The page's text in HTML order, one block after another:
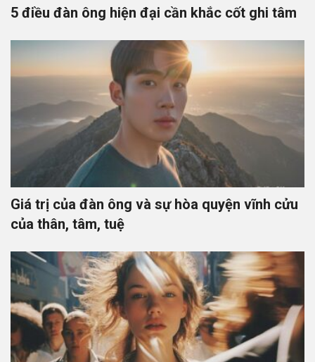
5 điều đàn ông hiện đại cần khắc cốt ghi tâm
Giá trị của đàn ông và sự hòa quyện vĩnh cửu
của thân, tâm, tuệ